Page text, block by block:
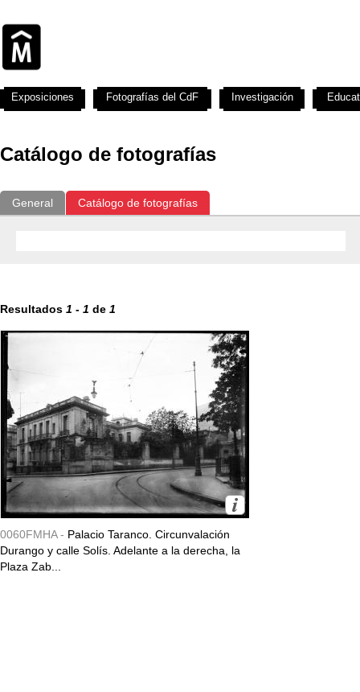
Catálogo de fotografías
General Catálogo de fotografías
Resultados 1 - 1 de 1
0060FMHA - Palacio Taranco. Circunvalación
Durango y calle Solís. Adelante a la derecha, la
Plaza Zab...
Exposiciones Fotografías del CdF Investigación